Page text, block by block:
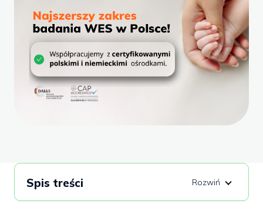
Spis treści